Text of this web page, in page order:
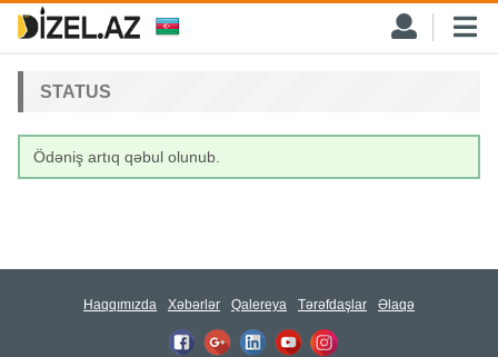
STATUS
Ödəniş artıq qəbul olunub.
Haqqımızda Xəbərlər Qalereya Tərəfdaşlar Əlaqə